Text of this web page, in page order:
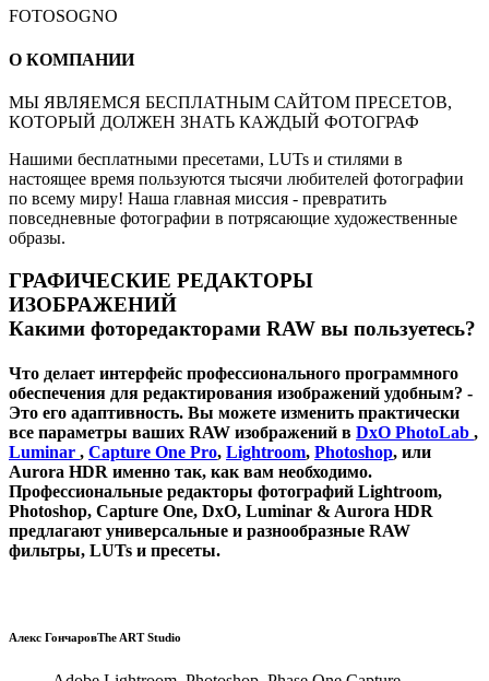
FOTOSOGNO
О КОМПАНИИ
МЫ ЯВЛЯЕМСЯ БЕСПЛАТНЫМ САЙТОМ ПРЕСЕТОВ,
КОТОРЫЙ ДОЛЖЕН ЗНАТЬ КАЖДЫЙ ФОТОГРАФ
Нашими бесплатными пресетами, LUTs и стилями в
настоящее время пользуются тысячи любителей фотографии
по всему миру! Наша главная миссия - превратить
повседневные фотографии в потрясающие художественные
образы.
ГРАФИЧЕСКИЕ РЕДАКТОРЫ
ИЗОБРАЖЕНИЙ
Какими фоторедакторами RAW вы пользуетесь?
Что делает интерфейс профессионального программного
обеспечения для редактирования изображений удобным? -
Это его адаптивность. Вы можете изменить практически
все параметры ваших RAW изображений в DxO PhotoLab ,
Luminar , Capture One Pro, Lightroom, Photoshop, или
Aurora HDR именно так, как вам необходимо.
Профессиональные редакторы фотографий Lightroom,
Photoshop, Capture One, DxO, Luminar & Aurora HDR
предлагают универсальные и разнообразные RAW
фильтры, LUTs и пресеты.
Алекс ГончаровThe ART Studio